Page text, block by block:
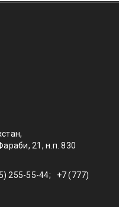
21, н.п. 830
255-55-44; +7 (777)